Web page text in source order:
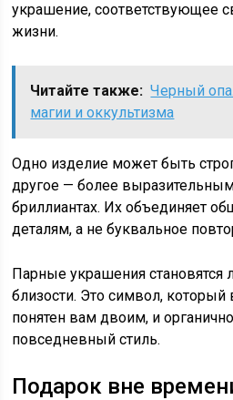
украшение, соответствующее
жизни.
Читайте также: Черный
магии и оккультизма
Одно изделие может быть
другое — более
бриллиантах. Их объединяет
деталям, а не буквальное
Парные украшения становятся
близости. Это символ,
понятен вам двоим, и
повседневный стиль.
Подарок вне